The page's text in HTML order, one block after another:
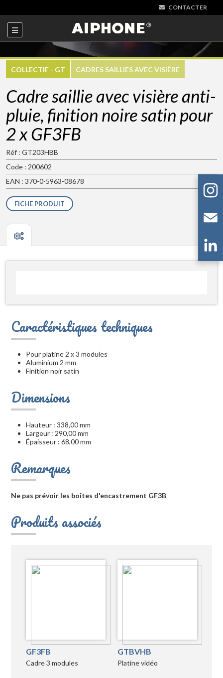
CONTACTER
COLLECTIF - GT CADRES SAILLIES AVEC VISIÈRE
Cadre saillie avec visière anti-
pluie, finition noire satin pour
2 x GF3FB
Réf : GT203HBB
Code : 200602
EAN : 370-0-5963-08678
FICHE PRODUIT
Caractéristiques techniques
Pour platine 2 x 3 modules
Aluminium 2 mm
Finition noir satin
Dimensions
Hauteur : 338,00 mm
Largeur : 290,00 mm
Épaisseur : 68,00 mm
Remarques
Ne pas prévoir les boîtes d'encastrement GF3B
Produits associés
GF3FB
Cadre 3 modules
GTBVHB
Platine vidéo